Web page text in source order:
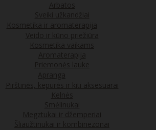
Arbatos
Sveiki užkandžiai
Kosmetika ir aromaterapija
Veido ir kūno priežiūra
Kosmetika vaikams
Aromaterapija
Priemonės lauke
Apranga
Pirštinės, kepurės ir kiti aksesuarai
Kelnės
Smėlinukai
Megztukai ir džemperiai
Šliaužtinukai ir kombinezonai